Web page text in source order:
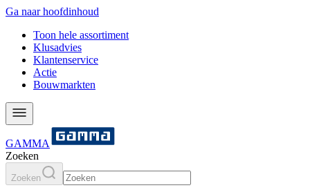
Ga naar hoofdinhoud
Toon hele assortiment
Klusadvies
Klantenservice
Actie
Bouwmarkten
GAMMA
Zoeken
Zoeken